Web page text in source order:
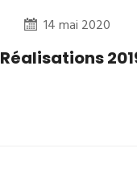
14 mai 2020
Réalisations